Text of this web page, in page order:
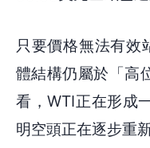
只要價格無法有
體結構仍屬於「高
看，WTI正在形成
明空頭正在逐步重